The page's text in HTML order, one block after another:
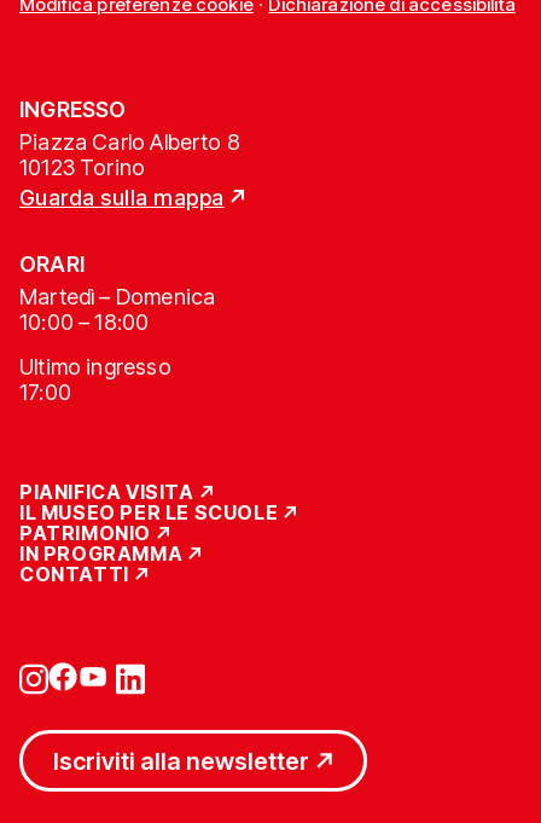
Modifica preferenze cookie· Dichiarazione di accessibilità
INGRESSO
Piazza Carlo Alberto 8
10123 Torino
Guarda sulla mappa
ORARI
Martedì – Domenica
10:00 – 18:00
Ultimo ingresso
17:00
PIANIFICA VISITA
IL MUSEO PER LE SCUOLE
PATRIMONIO
IN PROGRAMMA
CONTATTI
Iscriviti alla newsletter